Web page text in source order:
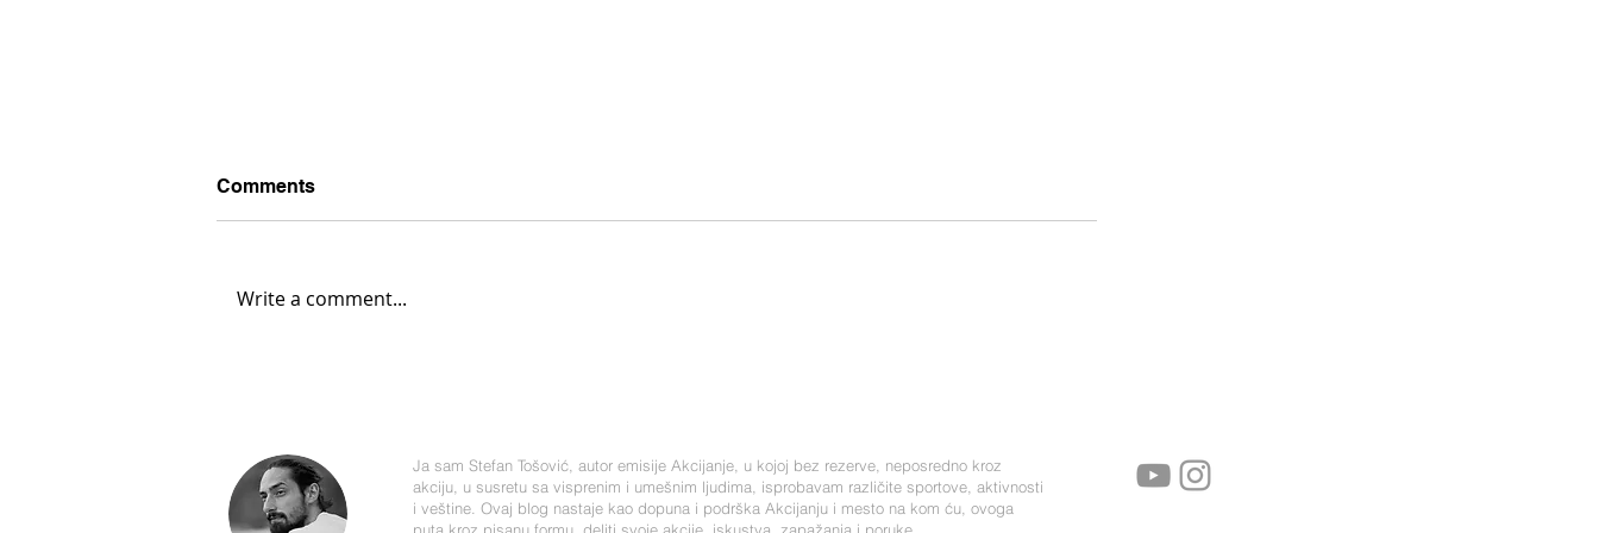
Comments
Write a comment...
Ja sam Stefan Tošović, autor emisije Akcijanje, u kojoj bez rezerve, neposredno kroz
akciju, u susretu sa visprenim i umešnim ljudima, isprobavam različite sportove, aktivnosti
i veštine. Ovaj blog nastaje kao dopuna i podrška Akcijanju i mesto na kom ću, ovoga